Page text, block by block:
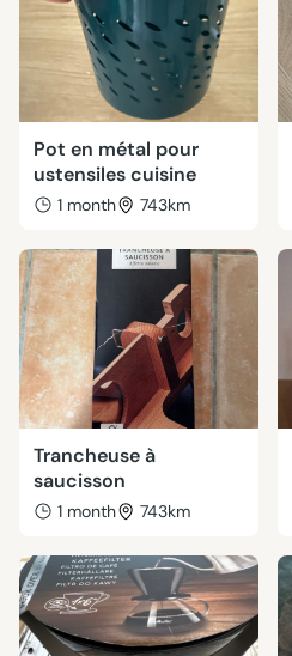
Pot en métal pour
ustensiles cuisine
1 month 743km
Trancheuse à
saucisson
1 month 743km